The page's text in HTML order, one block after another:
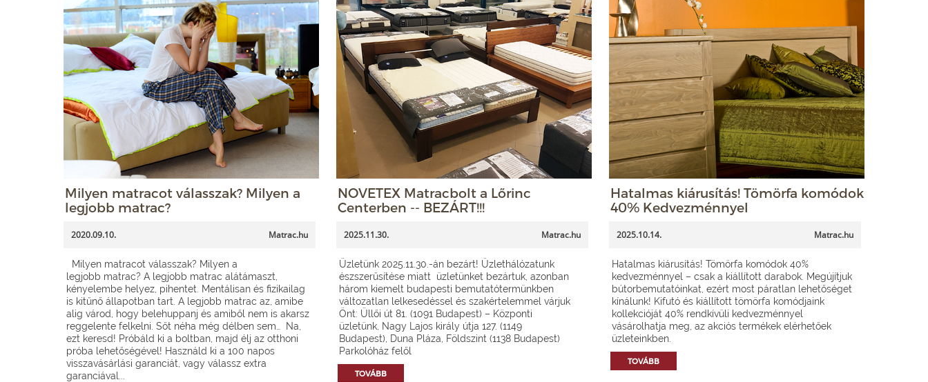
Milyen matracot válasszak? Milyen a
legjobb matrac?
2020.09.10. Matrac.hu
Milyen matracot válasszak? Milyen a
legjobb matrac? A legjobb matrac alátámaszt,
kényelembe helyez, pihentet. Mentálisan és fizikailag
is kitűnő állapotban tart. A legjobb matrac az, amibe
alig várod, hogy belehuppanj és amiből nem is akarsz
reggelente felkelni. Sőt néha még délben sem… Na,
ezt keresd! Próbáld ki a boltban, majd élj az otthoni
próba lehetőségével! Használd ki a 100 napos
visszavásárlási garanciát, vagy válassz extra
garanciával...
NOVETEX Matracbolt a Lőrinc
Centerben -- BEZÁRT!!!
2025.11.30. Matrac.hu
Üzletünk 2025.11.30.-án bezárt! Üzlethálózatunk
észszerűsítése miatt üzletünket bezártuk, azonban
három kiemelt budapesti bemutatótermünkben
változatlan lelkesedéssel és szakértelemmel várjuk
Önt: Üllői út 81. (1091 Budapest) – Központi
üzletünk, Nagy Lajos király útja 127. (1149
Budapest), Duna Pláza, Földszint (1138 Budapest)
Parkolóház felől
TOVÁBB
Hatalmas kiárusítás! Tömörfa komódok
40% Kedvezménnyel
2025.10.14. Matrac.hu
Hatalmas kiárusítás! Tömörfa komódok 40%
kedvezménnyel – csak a kiállított darabok. Megújítjuk
bútorbemutatóinkat, ezért most páratlan lehetőséget
kínálunk! Kifutó és kiállított tömörfa komódjaink
kollekcióját 40% rendkívüli kedvezménnyel
vásárolhatja meg, az akciós termékek elérhetőek
üzleteinkben.
TOVÁBB